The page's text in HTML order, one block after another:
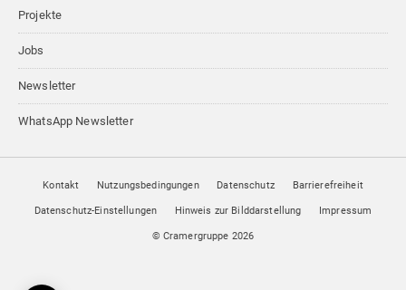
Projekte
Jobs
Newsletter
WhatsApp Newsletter
Kontakt Nutzungsbedingungen Datenschutz Barrierefreiheit
Datenschutz-Einstellungen Hinweis zur Bilddarstellung Impressum
© Cramergruppe 2026